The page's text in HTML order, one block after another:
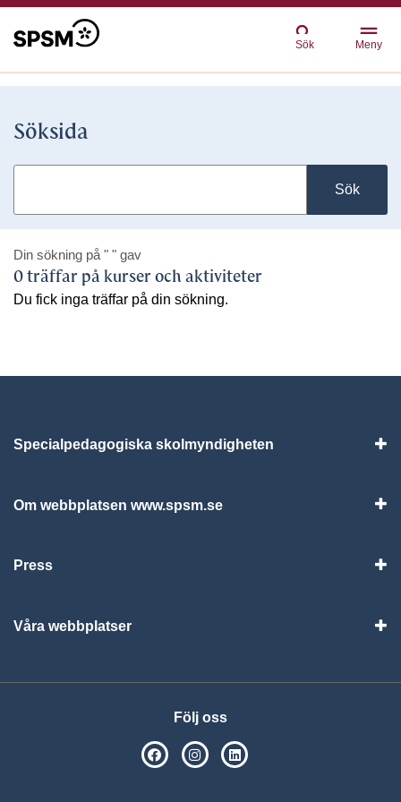
Sök Meny
Söksida
Sök
Din sökning på " " gav
0 träffar på kurser och aktiviteter
Du fick inga träffar på din sökning.
Specialpedagogiska skolmyndigheten
Om webbplatsen www.spsm.se
Press
Våra webbplatser
Följ oss
SPSM på Facebook
SPSM på Instagram